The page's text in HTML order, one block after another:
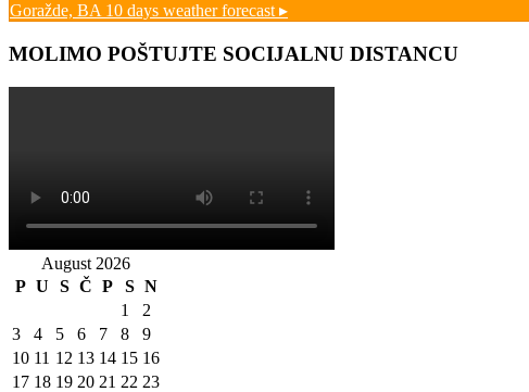
Goražde, BA10 days weather forecast ▸
MOLIMO POŠTUJTE SOCIJALNU DISTANCU
August 2026
P U S Č P S N
1
2
3
4 5 6 7 8
9
10 11 12 13 14 15 16
17 18 19 20 21 22 23